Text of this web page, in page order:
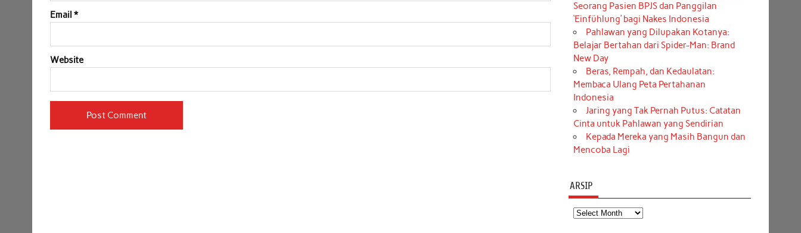
Email*
Website
Seorang Pasien BPJS dan Panggilan
‘Einfühlung’ bagi Nakes Indonesia
Pahlawan yang Dilupakan Kotanya:
Belajar Bertahan dari Spider-Man: Brand
New Day
Beras, Rempah, dan Kedaulatan:
Membaca Ulang Peta Pertahanan
Indonesia
Jaring yang Tak Pernah Putus: Catatan
Cinta untuk Pahlawan yang Sendirian
Kepada Mereka yang Masih Bangun dan
Mencoba Lagi
ARSIP
Arsip